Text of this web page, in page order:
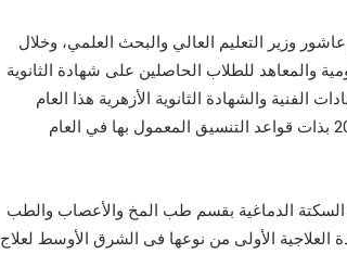
وزير التعليم العالي والبحث العلمي، وخلال
والمعاهد للطلاب الحاصلين على شهادة الثانوية
الفنية والشهادة الثانوية الأزهرية هذا العام
للالتحاق بالجامعات الحكومية والمعاهد العام الدراسي 2024/ 2025 بذات قواعد التنسيق المعمول بها في العام
السكتة الدماغية بقسم طب المخ والأعصاب والطب
الأولى من نوعها فى الشرق الأوسط لعلاج